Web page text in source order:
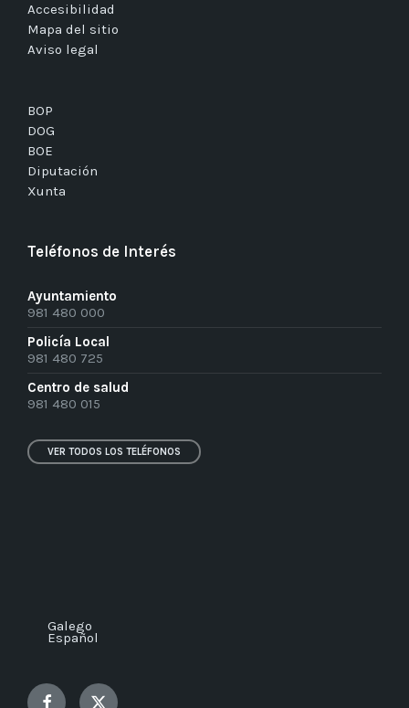
Accesibilidad
Mapa del sitio
Aviso legal
BOP
DOG
BOE
Diputación
Xunta
Teléfonos de Interés
Ayuntamiento
981 480 000
Policía Local
981 480 725
Centro de salud
981 480 015
VER TODOS LOS TELÉFONOS
Galego
Español
Facebook Twitter